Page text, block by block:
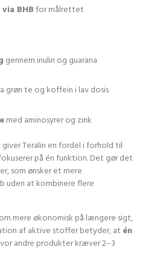
BHBfor målrettet
gennem inulin og guarana
grøn te og koffein i lav dosis
med aminosyrer og zink
Teralin en fordel i forhold til
på én funktion. Det gør det
som ønsker et mere
at kombinere flere
mere økonomisk på længere sigt,
af aktive stoffer betyder, at én
andre produkter kræver 2–3